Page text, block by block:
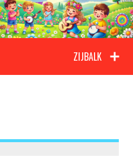
Kinderliedjes
ZIJBALK